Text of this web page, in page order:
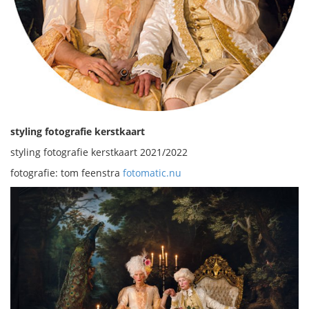
styling fotografie kerstkaart
styling fotografie kerstkaart 2021/2022
fotografie: tom feenstra fotomatic.nu